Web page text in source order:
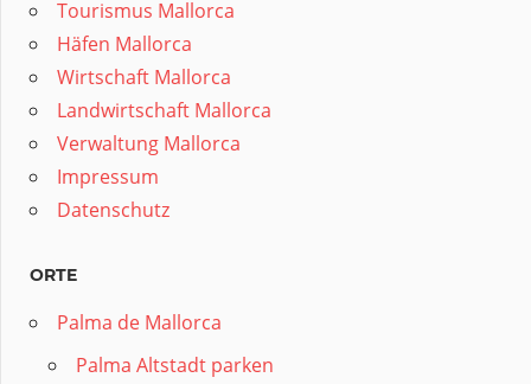
Tourismus Mallorca
Häfen Mallorca
Wirtschaft Mallorca
Landwirtschaft Mallorca
Verwaltung Mallorca
Impressum
Datenschutz
ORTE
Palma de Mallorca
Palma Altstadt parken